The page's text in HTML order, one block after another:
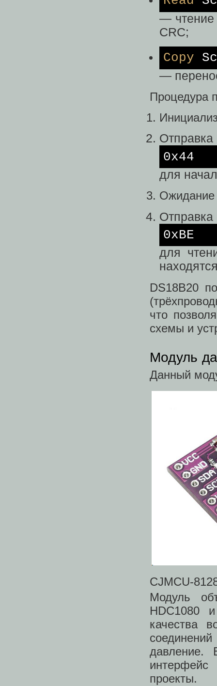
— чтение
CRC;
Copy
—
Процедура
0x44
для
Ожидание
0xBE
для
DS18B20
что
схемы и
Модуль
Данный
CJMCU-
Модуль
HDC1080
качества
давление.
проекты.